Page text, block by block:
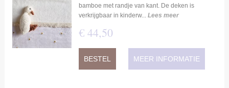
bamboe met randje van kant. De deken is
verkrijgbaar in kinderw... Lees meer
€ 44,50
BESTEL MEER INFORMATIE